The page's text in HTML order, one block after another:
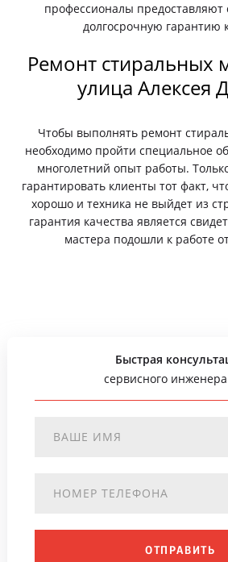
профессионалы предоставляют
долгосрочную гарантию
Ремонт стиральных
улица Алексея
Чтобы выполнять ремонт
необходимо пройти специальное
многолетний опыт работы.
гарантировать клиенты тот факт,
хорошо и техника не выйдет из
гарантия качества является
мастера подошли к работе
Быстрая
сервисного инженера
ОТПРАВИТЬ